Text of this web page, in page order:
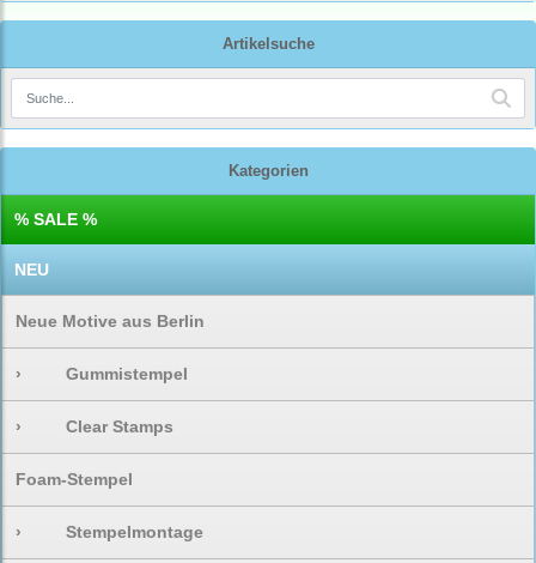
Artikelsuche
Kategorien
% SALE %
NEU
Neue Motive aus Berlin
› Gummistempel
› Clear Stamps
Foam-Stempel
› Stempelmontage